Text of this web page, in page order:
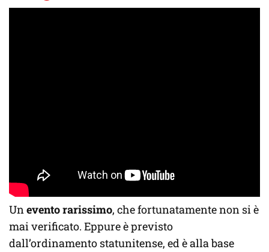
Unevento rarissimo, che fortunatamente non si è
mai verificato. Eppure è previsto
dall’ordinamento statunitense, ed è alla base